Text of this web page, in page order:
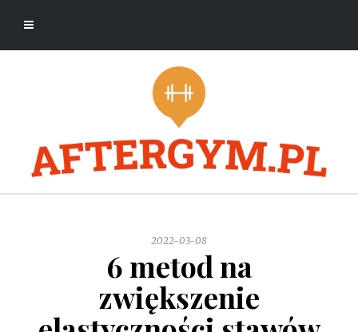
2022-03-08
6 metod na
zwiększenie